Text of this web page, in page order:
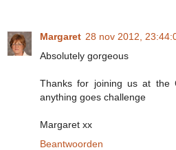
Margaret 28 nov 2012,
Absolutely gorgeous
Thanks for joining us at the
anything goes challenge
Margaret xx
Beantwoorden